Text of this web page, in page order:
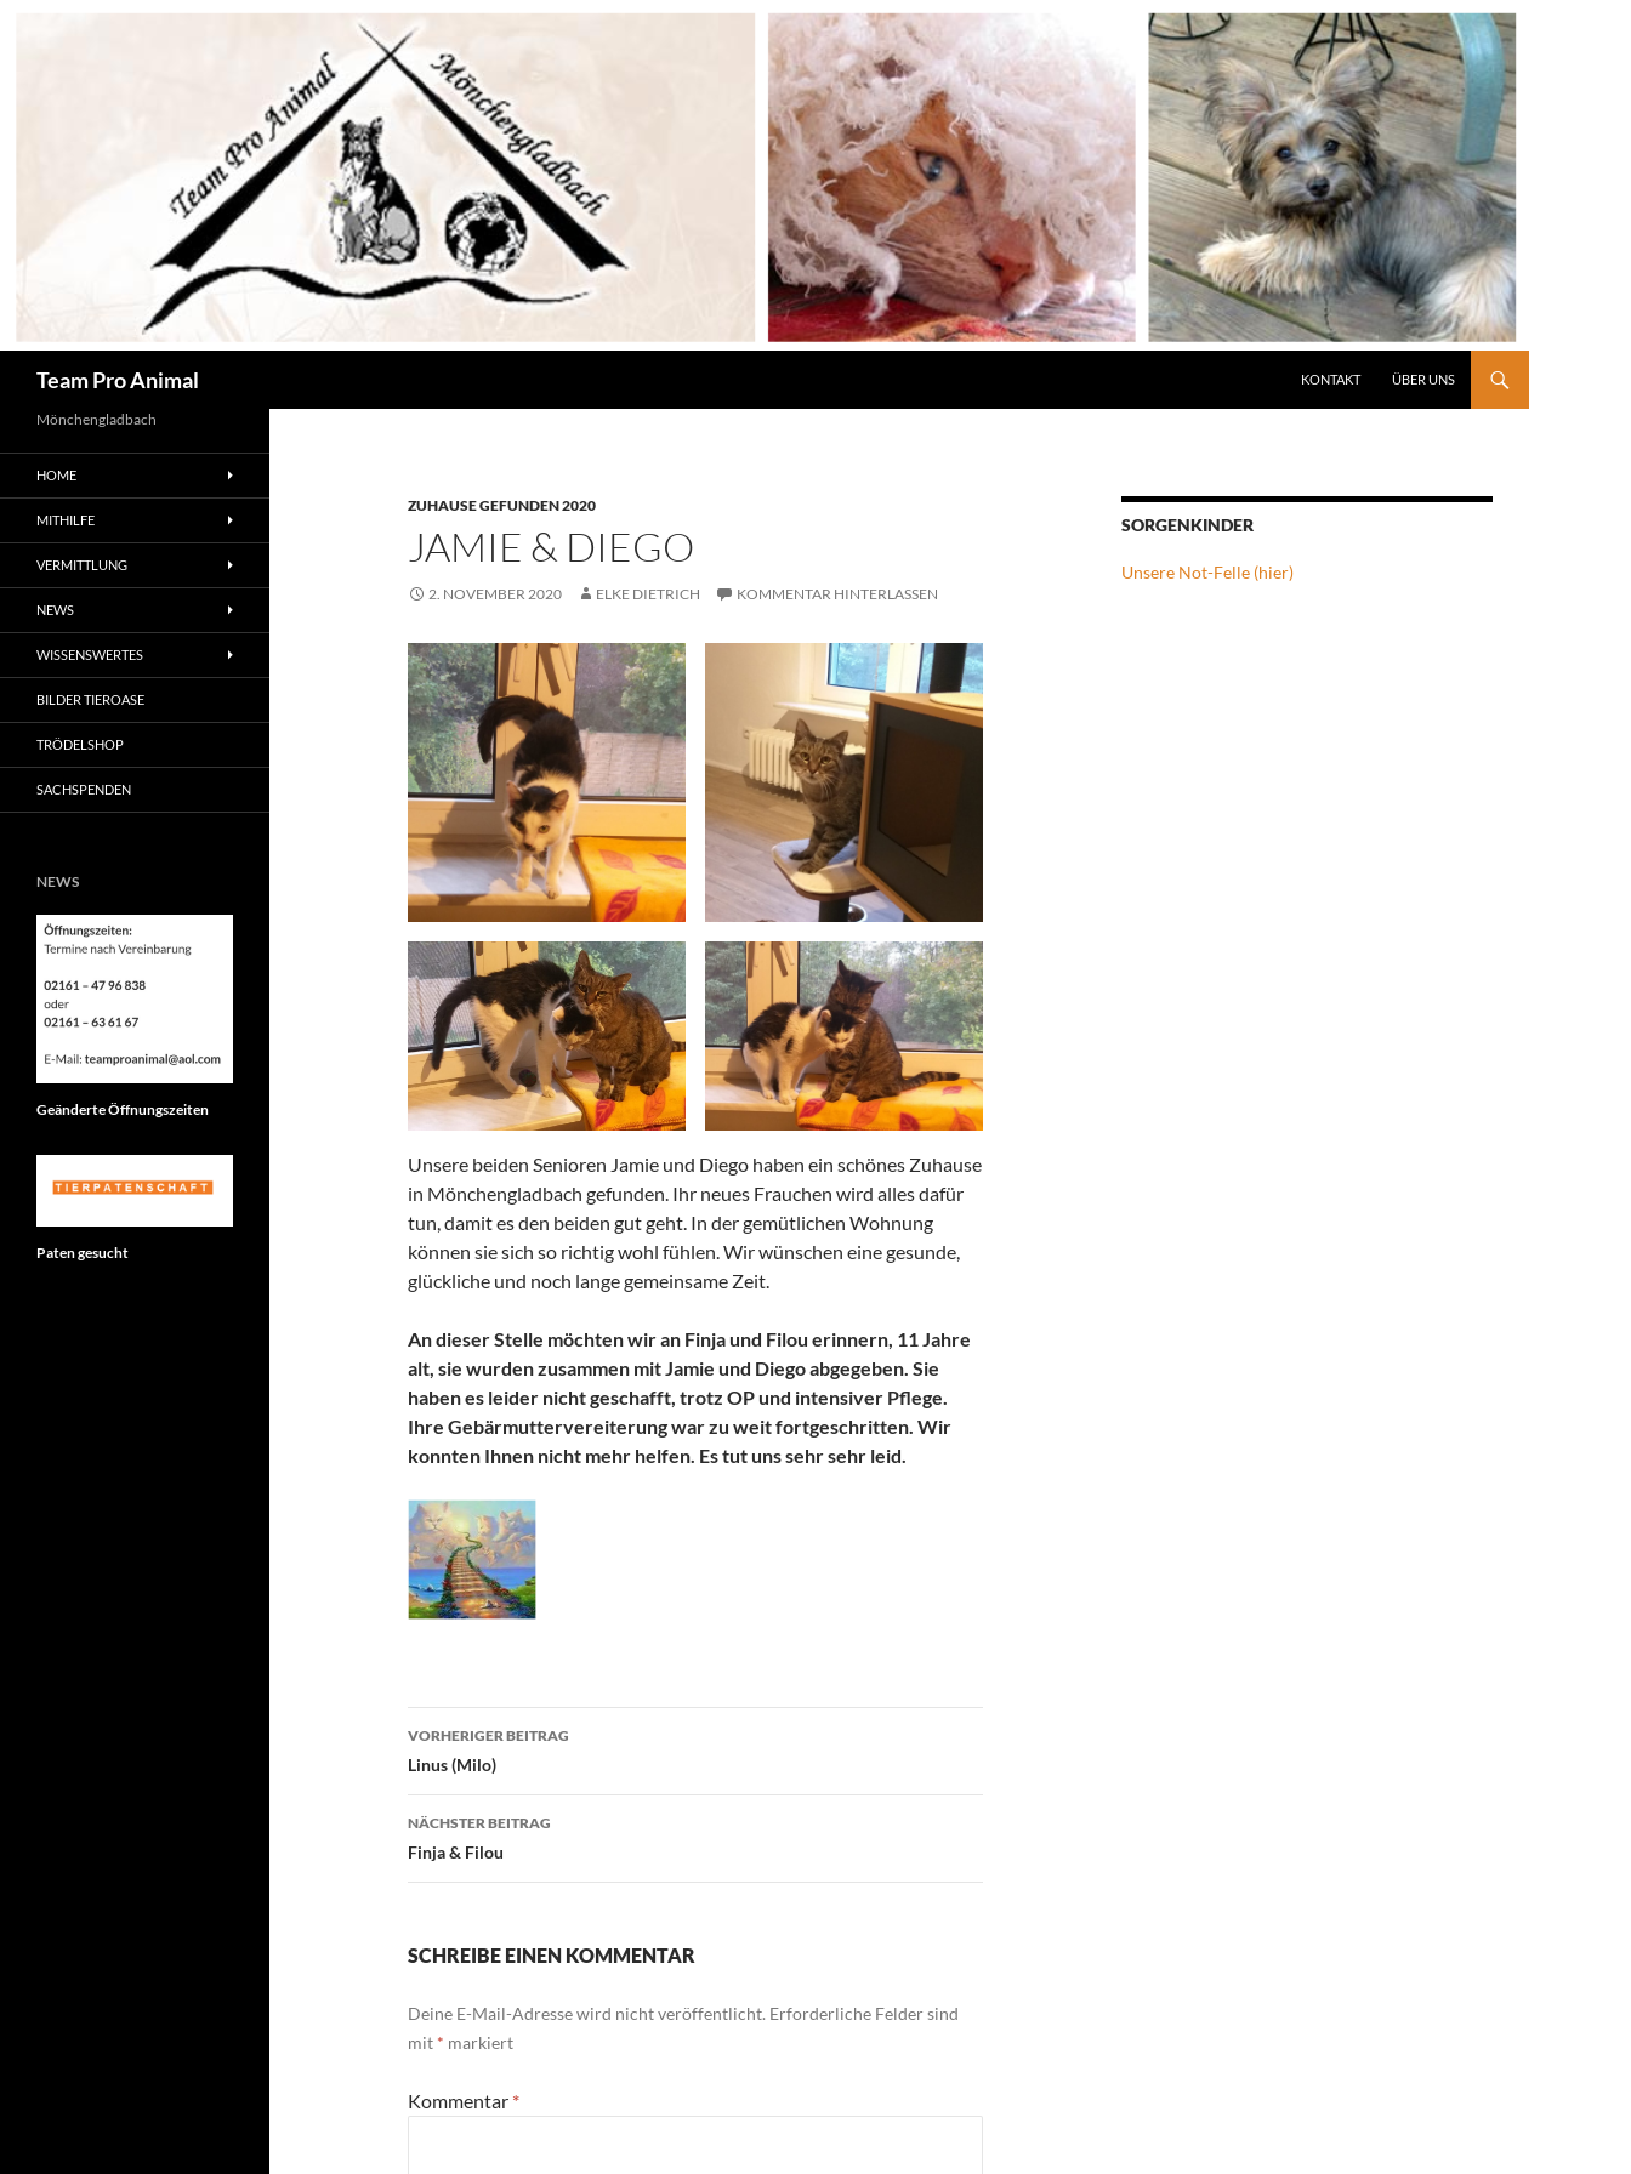
Team Pro Animal KONTAKT ÜBER UNS
ZUHAUSE GEFUNDEN 2020
JAMIE & DIEGO
2. NOVEMBER 2020 ELKE DIETRICH KOMMENTAR HINTERLASSEN
Unsere beiden Senioren Jamie und Diego haben ein schönes Zuhause
in Mönchengladbach gefunden. Ihr neues Frauchen wird alles dafür
tun, damit es den beiden gut geht. In der gemütlichen Wohnung
können sie sich so richtig wohl fühlen. Wir wünschen eine gesunde,
glückliche und noch lange gemeinsame Zeit.
An dieser Stelle möchten wir an Finja und Filou erinnern, 11 Jahre
alt, sie wurden zusammen mit Jamie und Diego abgegeben. Sie
haben es leider nicht geschafft, trotz OP und intensiver Pflege.
Ihre Gebärmuttervereiterung war zu weit fortgeschritten. Wir
konnten Ihnen nicht mehr helfen. Es tut uns sehr sehr leid.
Beitragsnavigation
VORHERIGER BEITRAG
Linus (Milo)
NÄCHSTER BEITRAG
Finja & Filou
SCHREIBE EINEN KOMMENTAR
Deine E-Mail-Adresse wird nicht veröffentlicht. Erforderliche Felder sind
mit * markiert
Kommentar *
SORGENKINDER
Unsere Not-Felle (hier)
Mönchengladbach
HOME
MITHILFE
VERMITTLUNG
NEWS
WISSENSWERTES
BILDER TIEROASE
TRÖDELSHOP
SACHSPENDEN
NEWS
Geänderte Öffnungszeiten
Paten gesucht